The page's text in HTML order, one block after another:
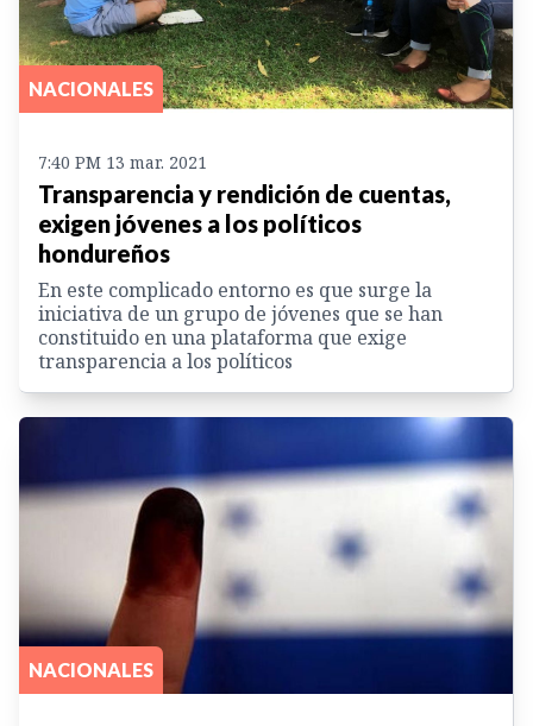
NACIONALES
7:40 PM 13 mar. 2021
Transparencia y rendición de cuentas,
exigen jóvenes a los políticos
hondureños
En este complicado entorno es que surge la
iniciativa de un grupo de jóvenes que se han
constituido en una plataforma que exige
transparencia a los políticos
NACIONALES